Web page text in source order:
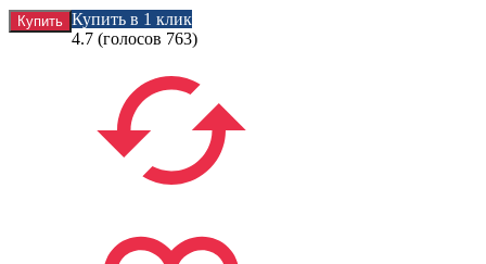
Купить в 1 клик
4.7 (голосов 763)